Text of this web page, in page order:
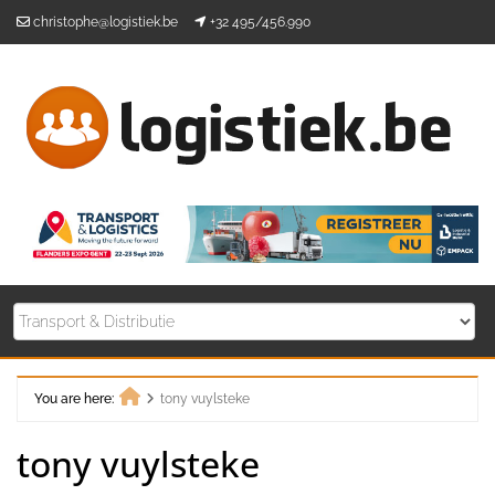
christophe@logistiek.be +32 495/456.990
You are here:
tony vuylsteke
tony vuylsteke